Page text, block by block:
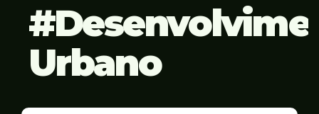
Urbano